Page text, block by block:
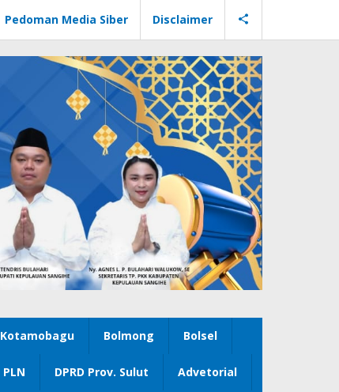
Pedoman Media Siber Disclaimer
Kotamobagu Bolmong Bolsel
PLN DPRD Prov. Sulut Advetorial